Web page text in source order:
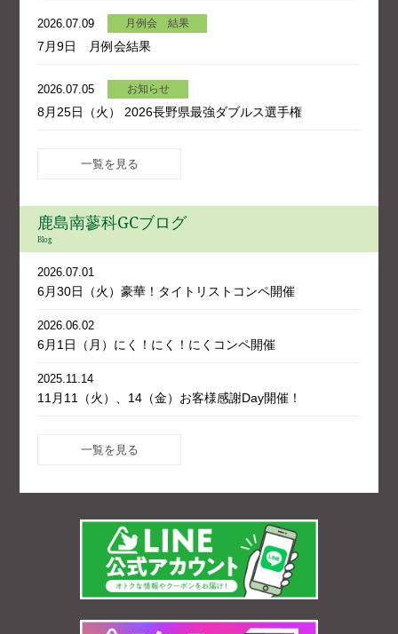
2026.07.09 月例会 結果
7月9日 月例会結果
2026.07.05 お知らせ
8月25日（火） 2026長野県最強ダブルス選手権
一覧を見る
鹿島南蓼科GCブログ
Blog
2026.07.01
6月30日（火）豪華！タイトリストコンペ開催
2026.06.02
6月1日（月）にく！にく！にくコンペ開催
2025.11.14
11月11（火）、14（金）お客様感謝Day開催！
一覧を見る